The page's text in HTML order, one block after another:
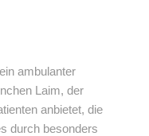
ambulanter
Laim, der
anbietet, die
durch besonders